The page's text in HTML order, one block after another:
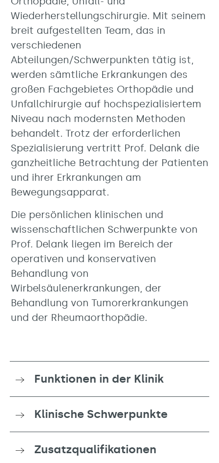
Wiederherstellungschirurgie. Mit seinem
breit aufgestellten Team, das in
verschiedenen
Abteilungen/Schwerpunkten tätig ist,
werden sämtliche Erkrankungen des
großen Fachgebietes Orthopädie und
Unfallchirurgie auf hochspezialisiertem
Niveau nach modernsten Methoden
behandelt. Trotz der erforderlichen
Spezialisierung vertritt Prof. Delank die
ganzheitliche Betrachtung der Patienten
und ihrer Erkrankungen am
Bewegungsapparat.
Die persönlichen klinischen und
wissenschaftlichen Schwerpunkte von
Prof. Delank liegen im Bereich der
operativen und konservativen
Behandlung von
Wirbelsäulenerkrankungen, der
Behandlung von Tumorerkrankungen
und der Rheumaorthopädie.
Funktionen in der Klinik
Klinische Schwerpunkte
Zusatzqualifikationen